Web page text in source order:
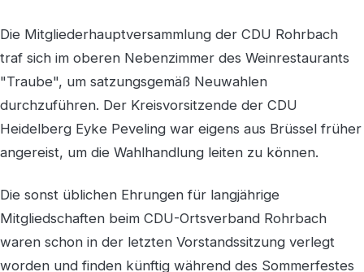
Die Mitgliederhauptversammlung der CDU Rohrbach
traf sich im oberen Nebenzimmer des Weinrestaurants
"Traube", um satzungsgemäß Neuwahlen
durchzuführen. Der Kreisvorsitzende der CDU
Heidelberg Eyke Peveling war eigens aus Brüssel früher
angereist, um die Wahlhandlung leiten zu können.
Die sonst üblichen Ehrungen für langjährige
Mitgliedschaften beim CDU-Ortsverband Rohrbach
waren schon in der letzten Vorstandssitzung verlegt
worden und finden künftig während des Sommerfestes